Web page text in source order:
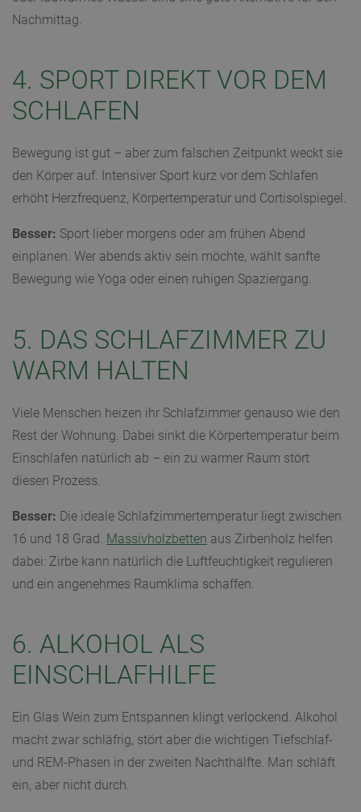
Nachmittag.
4. SPORT DIREKT VOR DEM
SCHLAFEN
Bewegung ist gut – aber zum falschen Zeitpunkt weckt sie
den Körper auf. Intensiver Sport kurz vor dem Schlafen
erhöht Herzfrequenz, Körpertemperatur und Cortisolspiegel.
Besser: Sport lieber morgens oder am frühen Abend
einplanen. Wer abends aktiv sein möchte, wählt sanfte
Bewegung wie Yoga oder einen ruhigen Spaziergang.
5. DAS SCHLAFZIMMER ZU
WARM HALTEN
Viele Menschen heizen ihr Schlafzimmer genauso wie den
Rest der Wohnung. Dabei sinkt die Körpertemperatur beim
Einschlafen natürlich ab – ein zu warmer Raum stört
diesen Prozess.
Besser: Die ideale Schlafzimmertemperatur liegt zwischen
16 und 18 Grad. Massivholzbetten aus Zirbenholz helfen
dabei: Zirbe kann natürlich die Luftfeuchtigkeit regulieren
und ein angenehmes Raumklima schaffen.
6. ALKOHOL ALS
EINSCHLAFHILFE
Ein Glas Wein zum Entspannen klingt verlockend. Alkohol
macht zwar schläfrig, stört aber die wichtigen Tiefschlaf-
und REM-Phasen in der zweiten Nachthälfte. Man schläft
ein, aber nicht durch.